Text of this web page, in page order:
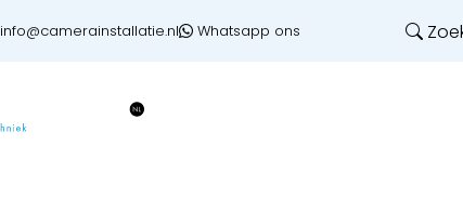
info@camerainstallatie.nl Whatsapp ons